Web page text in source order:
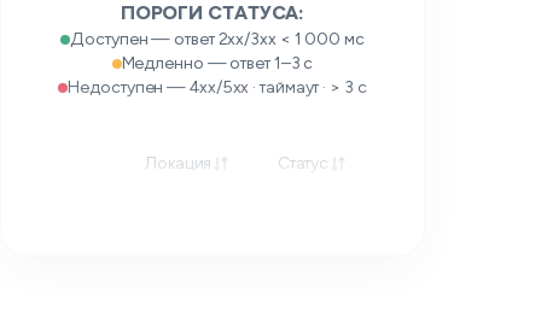
ПОРОГИ СТАТУСА:
Доступен — ответ 2xx/3xx < 1 000 мс
Медленно — ответ 1–3 с
Недоступен — 4xx/5xx · таймаут · > 3 с
Локация Статус